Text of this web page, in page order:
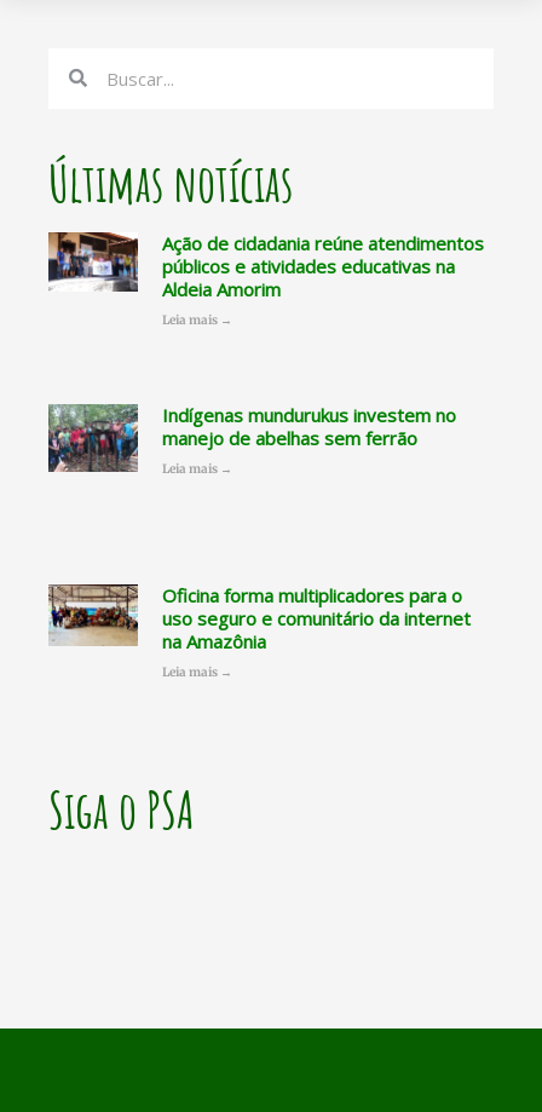
Últimas notícias
Ação de cidadania reúne atendimentos
públicos e atividades educativas na
Aldeia Amorim
Leia mais →
Indígenas mundurukus investem no
manejo de abelhas sem ferrão
Leia mais →
Oficina forma multiplicadores para o
uso seguro e comunitário da internet
na Amazônia
Leia mais →
Siga o PSA